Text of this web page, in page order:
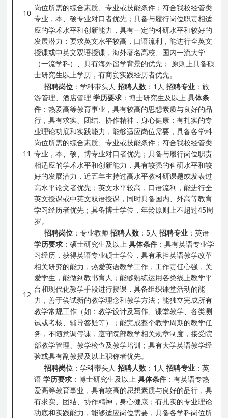
10
岗位所需的综合素质、专业或技能条件；符合我校经管类
专业，本、硕专业对口者优先；具备与履行岗位职责相适
应的学术水平和创新能力，具有一定的科研水平和较好的
发展潜力；要求英文水平较高，口语流利，能进行全英文
授课或中英文双语授课，海外著名高校、国内一流大学
（一流学科）、具有海外留学背景的优先；
原则上具备硕
士研究生以上学历，有商贸实践经历者优先。
11
招聘岗位 ：学科带头人 招聘人数 ：1人 招聘专业 ：旅
游管理、酒店管理 学历要求 ：博士研究生及以上 具体条
件 ：热爱高等教育事业，具有较高的思想素质与良好的品
行，具有求实、团结、协作精神，身心健康；有扎实的专
业理论功底和实践能力，能够适应岗位需要，具备各学科
岗位所需的综合素质、专业或技能条件；符合我校经管类
专业，本、硕、博专业对口者优先；具备与履行岗位职责
相适应的学术水平和创新能力，具有较强的科研水平和较
好的发展潜力，近五年主持过高水平教科研课题或发表过
高水平论文者优先；英文水平较高，口语流利，能进行全
英文授课或中英文双语授课，同时具备国内、外高等教育
学习经历者优先；具备博士学位，年龄原则上不超过45周
岁。
12
招聘岗位 ：专业教师 招聘人数 ：5人 招聘专业 ：英语
学历要求 ：硕士研究生及以上 具体条件 ：具有英语专业学
习经历，获得英语专业硕士学位，具有承担英语教学改革
相关研究的能力，热爱英语教学工作，工作责任心强，关
爱学生，能做到教书育人；能够熟练运用各类线上教学平
台和现代化教学手段进行授课，具备组织课堂活动的能
力，善于尝试新的教学理念和教学方法；能独立完成所有
教学常规工作（如：教学设计及写作、课堂教学、各类测
试或考核、辅导答疑等）；能完成整个教学周期的教学任
务，不随意调停课，遵守院部教学相关规章制度，接受院
部教学管理、教学检查及教学培训；具有大学英语教学经
验或具有副教授及以上职称者优先。
招聘岗位 ：学科带头人 招聘人数 ：1人 招聘专业 ：英
语 学历要求 ：博士研究生及以上 具体条件 ：有英语专热
爱高等教育事业，具有较高的思想素质与良好的品行，具
有求实、团结、协作精神，身心健康；有扎实的专业理论
功底和实践能力，能够适应岗位需要，具备各学科岗位所